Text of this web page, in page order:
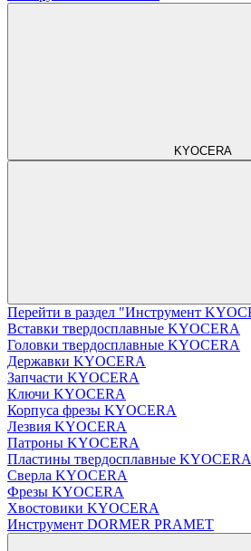
KYOCERA
Перейти в раздел "Инструмент
Вставки твердосплавные KYOCERA
Головки твердосплавные KYOCERA
Державки KYOCERA
Запчасти KYOCERA
Ключи KYOCERA
Корпуса фрезы KYOCERA
Лезвия KYOCERA
Патроны KYOCERA
Пластины твердосплавные KYOCERA
Сверла KYOCERA
Фрезы KYOCERA
Хвостовики KYOCERA
Инструмент DORMER PRAMET